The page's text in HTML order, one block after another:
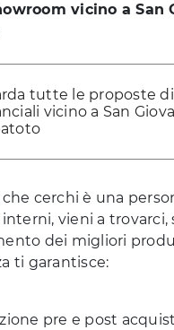
vicino a San
tutte le proposte di
vicino a San
cerchi è una
vieni a trovarci,
dei migliori
ti garantisce:
pre e post